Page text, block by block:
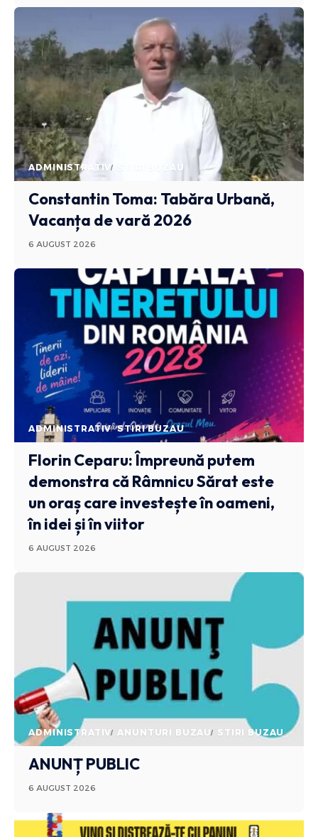
ADMINISTRATIV STIRI BUZAU
Constantin Toma: Tabăra Urbană,
Vacanța de vară 2026
6 AUGUST 2026
ADMINISTRATIV STIRI BUZAU
Florin Ceparu: Împreună putem
demonstra că Râmnicu Sărat este
un oraș care investește în oameni,
în idei și în viitor
6 AUGUST 2026
ADMINISTRATIV ANUNTURI BUZAU STIRI BUZAU
ANUNȚ PUBLIC
6 AUGUST 2026